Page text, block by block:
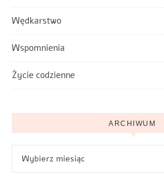
Wędkarstwo
Wspomnienia
Życie codzienne
ARCHIWUM